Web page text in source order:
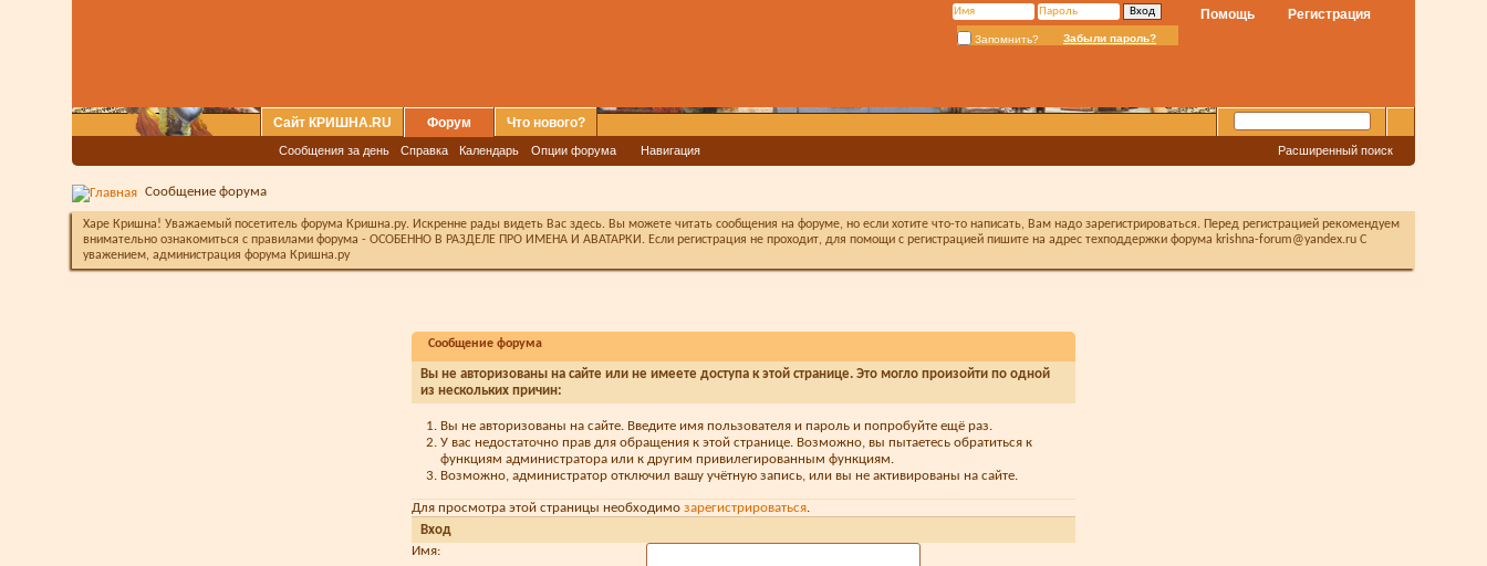
Регистрация
Помощь
Запомнить? Забыли пароль?
Сайт КРИШНА.RU Форум
Сообщения за день Справка Календарь Опции форума Навигация
Что нового?
Расширенный поиск
Сообщение форума
Харе Кришна! Уважаемый посетитель форума Кришна.ру. Искренне рады видеть Вас здесь. Вы можете читать сообщения на форуме, но если хотите что-то написать, Вам надо зарегистрироваться. Перед регистрацией рекомендуем
внимательно ознакомиться с правилами форума - ОСОБЕННО В РАЗДЕЛЕ ПРО ИМЕНА И АВАТАРКИ. Если регистрация не проходит, для помощи с регистрацией пишите на адрес техподдержки форума krishna-forum@yandex.ru С
уважением, администрация форума Кришна.ру
Сообщение форума
Вы не авторизованы на сайте или не имеете доступа к этой странице. Это могло произойти по одной
из нескольких причин:
Вы не авторизованы на сайте. Введите имя пользователя и пароль и попробуйте ещё раз.
У вас недостаточно прав для обращения к этой странице. Возможно, вы пытаетесь обратиться к
функциям администратора или к другим привилегированным функциям.
Возможно, администратор отключил вашу учётную запись, или вы не активированы на сайте.
Для просмотра этой страницы необходимо зарегистрироваться.
Вход
Имя: